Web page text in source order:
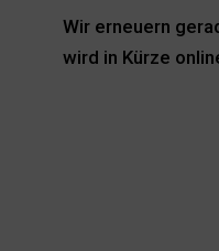
Wir erneuern
wird in Kürze